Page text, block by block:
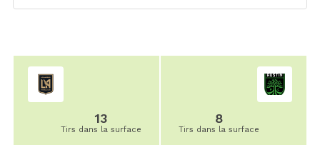
13
Tirs dans la surface
8
Tirs dans la surface